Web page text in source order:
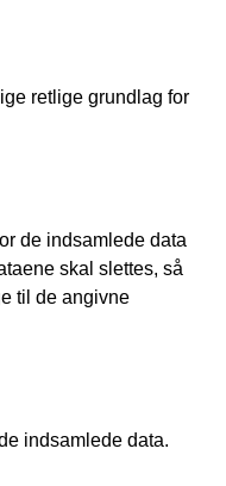
retlige grundlag for
de indsamlede data
skal slettes, så
til de angivne
indsamlede data.